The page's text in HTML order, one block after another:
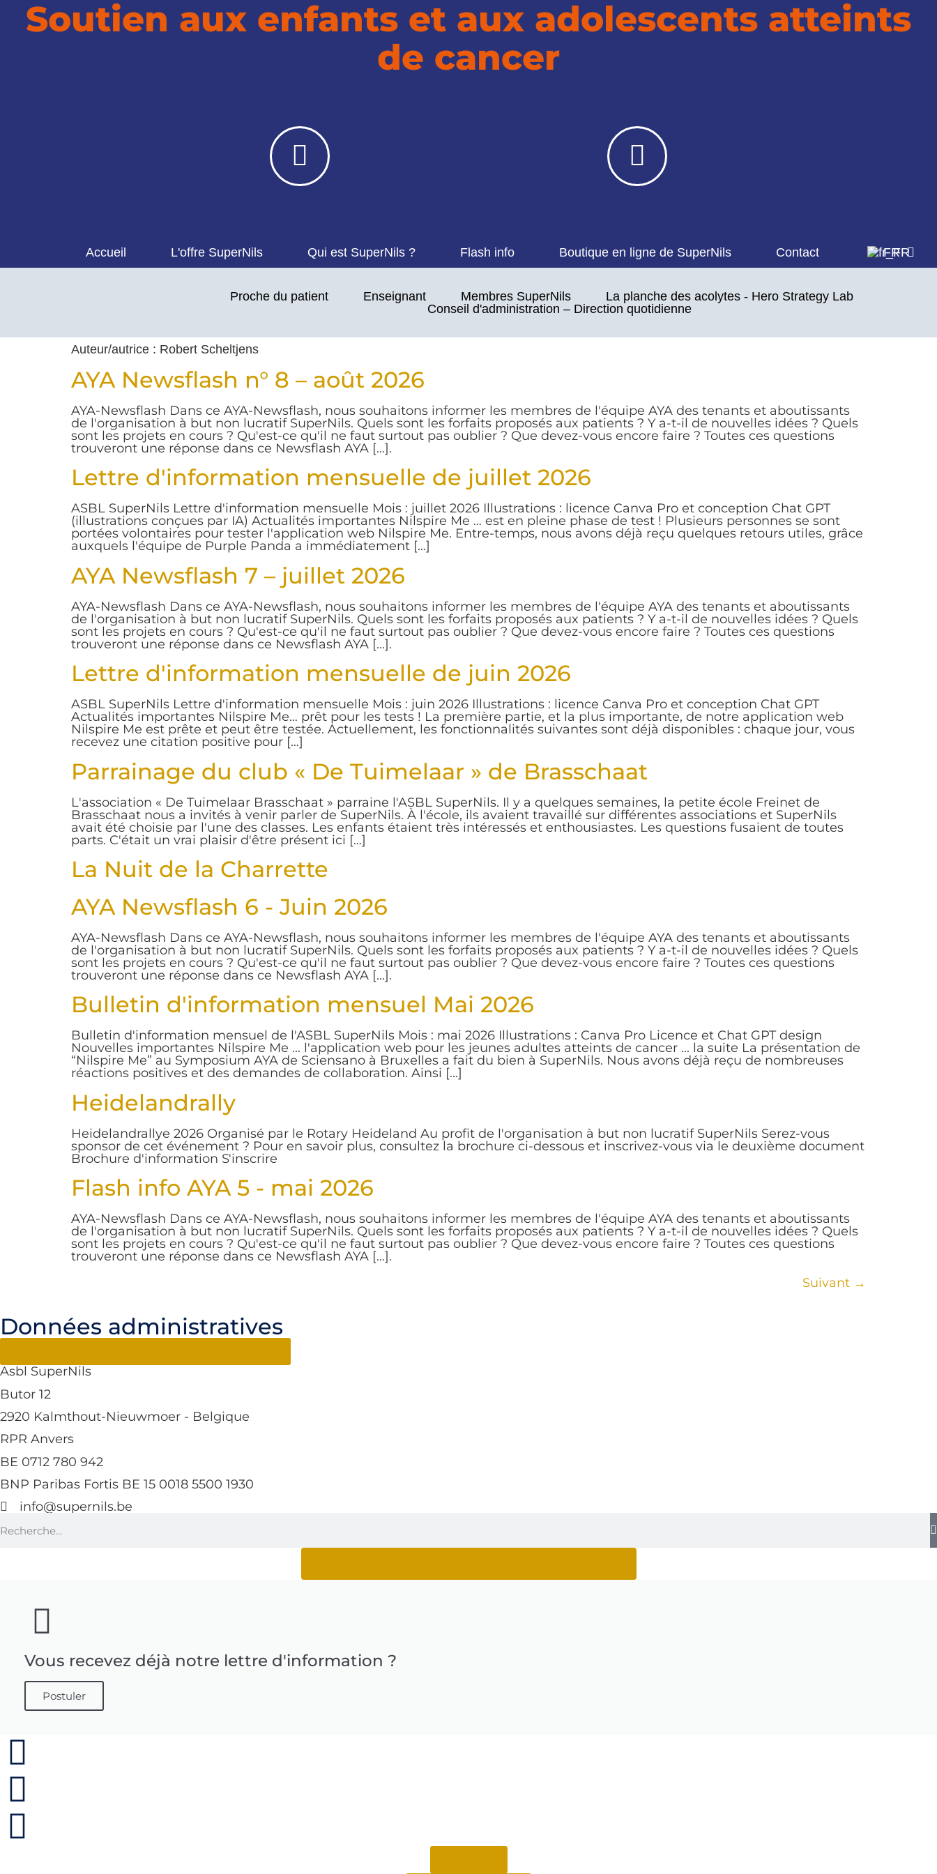
Soutien aux enfants et aux adolescents atteints
de cancer
Accueil L'offre SuperNils Qui est SuperNils ? Flash info Boutique en ligne de SuperNils Contact FR
Proche du patient Enseignant Membres SuperNils
La planche des acolytes - Hero Strategy Lab
Conseil d'administration – Direction quotidienne
Auteur/autrice : Robert Scheltjens
AYA Newsflash n° 8 – août 2026
AYA-Newsflash Dans ce AYA-Newsflash, nous souhaitons informer les membres de l'équipe AYA des tenants et aboutissants
de l'organisation à but non lucratif SuperNils. Quels sont les forfaits proposés aux patients ? Y a-t-il de nouvelles idées ? Quels
sont les projets en cours ? Qu'est-ce qu'il ne faut surtout pas oublier ? Que devez-vous encore faire ? Toutes ces questions
trouveront une réponse dans ce Newsflash AYA [...].
Lettre d'information mensuelle de juillet 2026
ASBL SuperNils Lettre d'information mensuelle Mois : juillet 2026 Illustrations : licence Canva Pro et conception Chat GPT
(illustrations conçues par IA) Actualités importantes Nilspire Me … est en pleine phase de test ! Plusieurs personnes se sont
portées volontaires pour tester l'application web Nilspire Me. Entre-temps, nous avons déjà reçu quelques retours utiles, grâce
auxquels l'équipe de Purple Panda a immédiatement […]
AYA Newsflash 7 – juillet 2026
AYA-Newsflash Dans ce AYA-Newsflash, nous souhaitons informer les membres de l'équipe AYA des tenants et aboutissants
de l'organisation à but non lucratif SuperNils. Quels sont les forfaits proposés aux patients ? Y a-t-il de nouvelles idées ? Quels
sont les projets en cours ? Qu'est-ce qu'il ne faut surtout pas oublier ? Que devez-vous encore faire ? Toutes ces questions
trouveront une réponse dans ce Newsflash AYA [...].
Lettre d'information mensuelle de juin 2026
ASBL SuperNils Lettre d'information mensuelle Mois : juin 2026 Illustrations : licence Canva Pro et conception Chat GPT
Actualités importantes Nilspire Me… prêt pour les tests ! La première partie, et la plus importante, de notre application web
Nilspire Me est prête et peut être testée. Actuellement, les fonctionnalités suivantes sont déjà disponibles : chaque jour, vous
recevez une citation positive pour […]
Parrainage du club « De Tuimelaar » de Brasschaat
L'association « De Tuimelaar Brasschaat » parraine l'ASBL SuperNils. Il y a quelques semaines, la petite école Freinet de
Brasschaat nous a invités à venir parler de SuperNils. À l'école, ils avaient travaillé sur différentes associations et SuperNils
avait été choisie par l'une des classes. Les enfants étaient très intéressés et enthousiastes. Les questions fusaient de toutes
parts. C'était un vrai plaisir d'être présent ici […]
La Nuit de la Charrette
AYA Newsflash 6 - Juin 2026
AYA-Newsflash Dans ce AYA-Newsflash, nous souhaitons informer les membres de l'équipe AYA des tenants et aboutissants
de l'organisation à but non lucratif SuperNils. Quels sont les forfaits proposés aux patients ? Y a-t-il de nouvelles idées ? Quels
sont les projets en cours ? Qu'est-ce qu'il ne faut surtout pas oublier ? Que devez-vous encore faire ? Toutes ces questions
trouveront une réponse dans ce Newsflash AYA [...].
Bulletin d'information mensuel Mai 2026
Bulletin d'information mensuel de l'ASBL SuperNils Mois : mai 2026 Illustrations : Canva Pro Licence et Chat GPT design
Nouvelles importantes Nilspire Me ... l'application web pour les jeunes adultes atteints de cancer ... la suite La présentation de
“Nilspire Me” au Symposium AYA de Sciensano à Bruxelles a fait du bien à SuperNils. Nous avons déjà reçu de nombreuses
réactions positives et des demandes de collaboration. Ainsi [...]
Heidelandrally
Heidelandrallye 2026 Organisé par le Rotary Heideland Au profit de l'organisation à but non lucratif SuperNils Serez-vous
sponsor de cet événement ? Pour en savoir plus, consultez la brochure ci-dessous et inscrivez-vous via le deuxième document
Brochure d'information S'inscrire
Flash info AYA 5 - mai 2026
AYA-Newsflash Dans ce AYA-Newsflash, nous souhaitons informer les membres de l'équipe AYA des tenants et aboutissants
de l'organisation à but non lucratif SuperNils. Quels sont les forfaits proposés aux patients ? Y a-t-il de nouvelles idées ? Quels
sont les projets en cours ? Qu'est-ce qu'il ne faut surtout pas oublier ? Que devez-vous encore faire ? Toutes ces questions
trouveront une réponse dans ce Newsflash AYA [...].
Suivant →
Données administratives
Asbl SuperNils
Butor 12
2920 Kalmthout-Nieuwmoer - Belgique
RPR Anvers
BE 0712 780 942
BNP Paribas Fortis BE 15 0018 5500 1930
info@supernils.be
Vous recevez déjà notre lettre d'information ?
Postuler